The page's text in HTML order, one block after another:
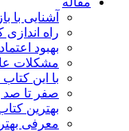
آشنایی با
راه
بهبود
مشکلات
با این
صفر تا صد
بهترین
معرفی